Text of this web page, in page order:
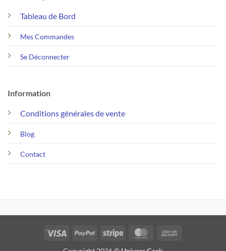
Tableau de Bord
Mes Commandes
Se Déconnecter
Information
Conditions générales de vente
Blog
Contact
Visa PayPal Stripe MasterCard